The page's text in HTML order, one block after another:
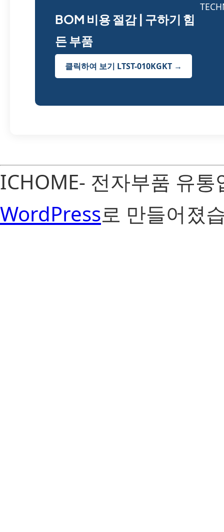
BOM 비용 절감 | 구하기 힘
든 부품
클릭하여 보기 LTST-010KGKT →
ICHOME- 전자부품 유
WordPress로 만들어졌